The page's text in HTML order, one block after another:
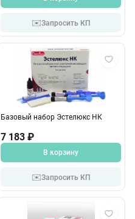
✉️Запросить КП
Базовый набор Эстелюкс НК
7 183 ₽
В корзину
✉️Запросить КП